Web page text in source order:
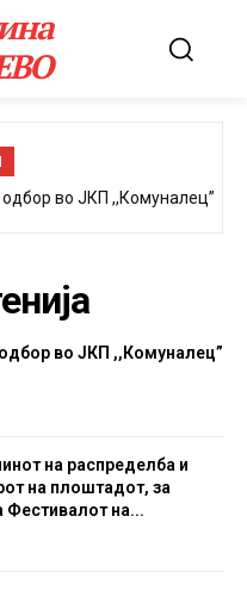
во ЈКП ,,Комуналец”
во ЈКП ,,Комуналец”
на распределба и
на плоштадот, за
Фестивалот на...